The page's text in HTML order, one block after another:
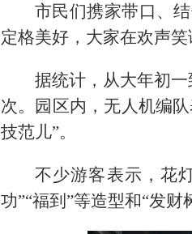
市民们携家带口、
定格美好，大家在欢声
据统计，从大年初
次。园区内，无人机编
技范儿”。
不少游客表示，花
功”“福到”等造型和“发财